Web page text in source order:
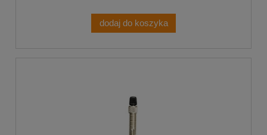
dodaj do koszyka